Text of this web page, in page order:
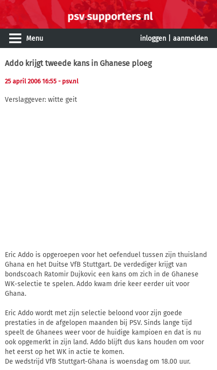
Menu inloggen aanmelden
Addo krijgt tweede kans in Ghanese ploeg
25 april 2006 16:55 - psv.nl
Verslaggever: witte geit
Eric Addo is opgeroepen voor het oefenduel tussen zijn thuisland
Ghana en het Duitse VfB Stuttgart. De verdediger krijgt van
bondscoach Ratomir Dujkovic een kans om zich in de Ghanese
WK-selectie te spelen. Addo kwam drie keer eerder uit voor
Ghana.
Eric Addo wordt met zijn selectie beloond voor zijn goede
prestaties in de afgelopen maanden bij PSV. Sinds lange tijd
speelt de Ghanees weer voor de huidige kampioen en dat is nu
ook opgemerkt in zijn land. Addo blijft dus kans houden om voor
het eerst op het WK in actie te komen.
De wedstrijd VfB Stuttgart-Ghana is woensdag om 18.00 uur.